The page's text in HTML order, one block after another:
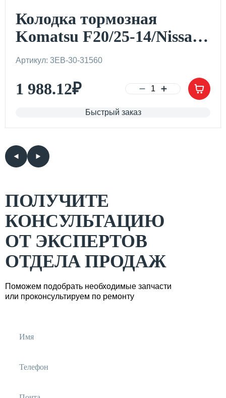
Колодка тормозная
Komatsu F20/25-14/Nissan
J02/Toyota 5F25-
(пара)
Артикул: 3EB-30-31560
1 988.12₽
Быстрый заказ
ПОЛУЧИТЕ
КОНСУЛЬТАЦИЮ
ОТ ЭКСПЕРТОВ
ОТДЕЛА ПРОДАЖ
Поможем подобрать необходимые запчасти
или проконсультируем по ремонту